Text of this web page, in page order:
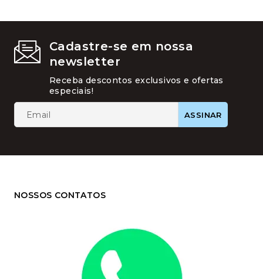
Cadastre-se em nossa
newsletter
Receba descontos exclusivos e ofertas
especiais!
NOSSOS CONTATOS